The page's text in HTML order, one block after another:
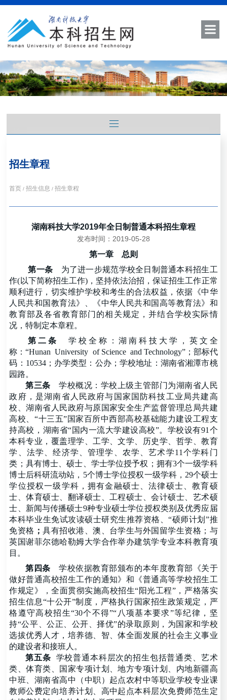
招生章程
首页/招生信息/招生章程
湖南科技大学2019年全日制普通本科招生章程
发布时间：2019-05-28
第一章总则
第一条 为了进一步规范学校全日制普通本科招生工
作(以下简称招生工作)，坚持依法治招，保证招生工作正常
顺利进行，切实维护学校和考生的合法权益，依据《中华
人民共和国教育法》、《中华人民共和国高等教育法》和
教育部及各省教育部门的相关规定，并结合学校实际情
况，特制定本章程。
第二条
学校全称：湖南科技大学，英文全
称：“Hunan University of Science and Technology”；部标代
码：10534；办学类型：公办；学校地址：湖南省湘潭市桃
园路。
第三条 学校概况：学校上级主管部门为湖南省人民
政府，是湖南省人民政府与国家国防科技工业局共建高
校、湖南省人民政府与原国家安全生产监督管理总局共建
高校、“十三五”国家百所中西部高校基础能力建设工程支
持高校，湖南省“国内一流大学建设高校”。学校设有91个
本科专业，覆盖理学、工学、文学、历史学、哲学、教育
学、法学、经济学、管理学、农学、艺术学11个学科门
类；具有博士、硕士、学士学位授予权；拥有3个一级学科
博士后科研流动站，5个博士学位授权一级学科，29个硕士
学位授权一级学科，拥有金融硕士、法律硕士、教育硕
士、体育硕士、翻译硕士、工程硕士、会计硕士、艺术硕
士、新闻与传播硕士9种专业硕士学位授权类别及优秀应届
本科毕业生免试攻读硕士研究生推荐资格、“硕师计划”推
免资格 ； 具有招收港、澳、台学生与外国留学生资格；与
英国谢菲尔德哈勒姆大学合作举办建筑学专业本科教育项
目。
第四条 学校依据教育部颁布的本年度教育部《关于
做好普通高校招生工作的通知》和《普通高等学校招生工
作规定》，全面贯彻实施高校招生“阳光工程”，严格落实
招生信息“十公开”制度，严格执行国家招生政策规定，严
格遵守高校招生“30个不得”“八项基本要求”等纪律，坚
持“公平、公正、公开、择优”的录取原则，为国家和学校
选拔优秀人才，培养德、智、体全面发展的社会主义事业
的建设者和接班人。
第五条
学校普通本科层次的招生包括普通类、艺术
类、体育类、国家专项计划、地方专项计划、内地新疆高
中班、湖南省高中（中职）起点农村中等职业学校专业课
教师公费定向培养计划、高中起点本科层次免费师范生定